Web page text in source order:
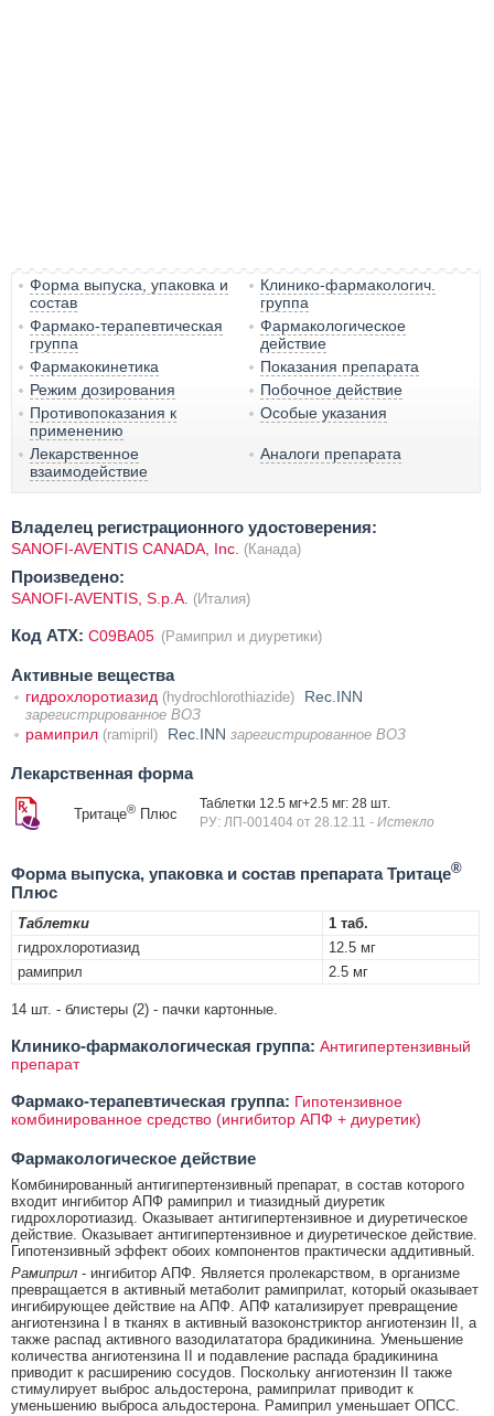
Форма выпуска, упаковка и
состав
Клинико-фармакологич.
группа
Фармако-терапевтическая
группа
Фармакологическое
действие
Фармакокинетика
Показания препарата
Режим дозирования
Побочное действие
Противопоказания к
применению
Особые указания
Лекарственное
взаимодействие
Аналоги препарата
Владелец регистрационного удостоверения:
SANOFI-AVENTIS CANADA, Inc. (Канада)
Произведено:
SANOFI-AVENTIS, S.p.A. (Италия)
Код ATX: C09BA05 (Рамиприл и диуретики)
Активные вещества
гидрохлоротиазид (hydrochlorothiazide) Rec.INN
зарегистрированное ВОЗ
рамиприл (ramipril) Rec.INN зарегистрированное ВОЗ
Лекарственная форма
Тритаце® Плюс
Таблетки 12.5 мг+2.5 мг: 28 шт.
РУ: ЛП-001404 от 28.12.11 - Истекло
Форма выпуска, упаковка и состав препарата Тритаце®
Плюс
Таблетки
1 таб.
гидрохлоротиазид
12.5 мг
рамиприл
2.5 мг
14 шт. - блистеры (2) - пачки картонные.
Клинико-фармакологическая группа: Антигипертензивный
препарат
Фармако-терапевтическая группа: Гипотензивное
комбинированное средство (ингибитор АПФ + диуретик)
Фармакологическое действие
Комбинированный антигипертензивный препарат, в состав которого
входит ингибитор АПФ рамиприл и тиазидный диуретик
гидрохлоротиазид. Оказывает антигипертензивное и диуретическое
действие. Оказывает антигипертензивное и диуретическое действие.
Гипотензивный эффект обоих компонентов практически аддитивный.
Рамиприл - ингибитор АПФ. Является пролекарством, в организме
превращается в активный метаболит рамиприлат, который оказывает
ингибирующее действие на АПФ. АПФ катализирует превращение
ангиотензина I в тканях в активный вазоконстриктор ангиотензин II, а
также распад активного вазодилататора брадикинина. Уменьшение
количества ангиотензина II и подавление распада брадикинина
приводит к расширению сосудов. Поскольку ангиотензин II также
стимулирует выброс альдостерона, рамиприлат приводит к
уменьшению выброса альдостерона. Рамиприл уменьшает ОПСС.